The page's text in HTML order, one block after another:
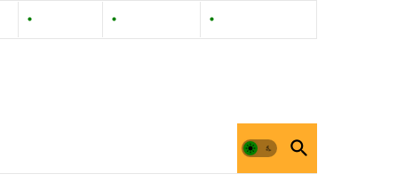
Contact Us Privacy Policy Documentation